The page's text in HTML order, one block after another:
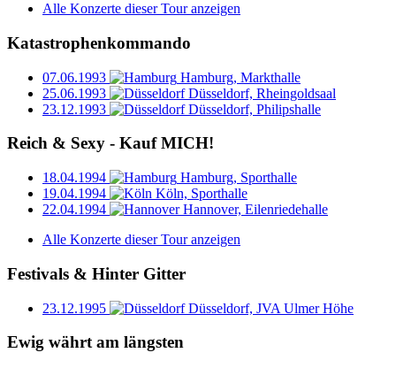
Alle Konzerte dieser Tour anzeigen
Katastrophenkommando
07.06.1993
Hamburg, Markthalle
25.06.1993
Düsseldorf, Rheingoldsaal
23.12.1993
Düsseldorf, Philipshalle
Reich & Sexy - Kauf MICH!
18.04.1994
Hamburg, Sporthalle
19.04.1994
Köln, Sporthalle
22.04.1994
Hannover, Eilenriedehalle
Alle Konzerte dieser Tour anzeigen
Festivals & Hinter Gitter
23.12.1995 Düsseldorf, JVA Ulmer Höhe
Ewig währt am längsten